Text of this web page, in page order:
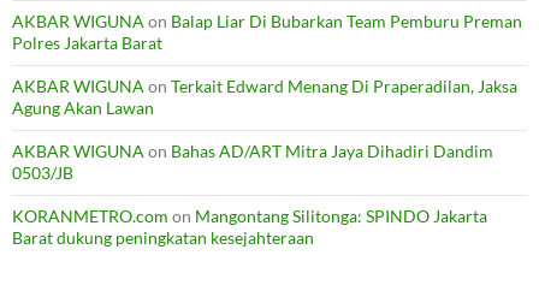
AKBAR WIGUNA on Balap Liar Di Bubarkan Team Pemburu Preman
Polres Jakarta Barat
AKBAR WIGUNA on Terkait Edward Menang Di Praperadilan, Jaksa
Agung Akan Lawan
AKBAR WIGUNA on Bahas AD/ART Mitra Jaya Dihadiri Dandim
0503/JB
KORANMETRO.com on Mangontang Silitonga: SPINDO Jakarta
Barat dukung peningkatan kesejahteraan